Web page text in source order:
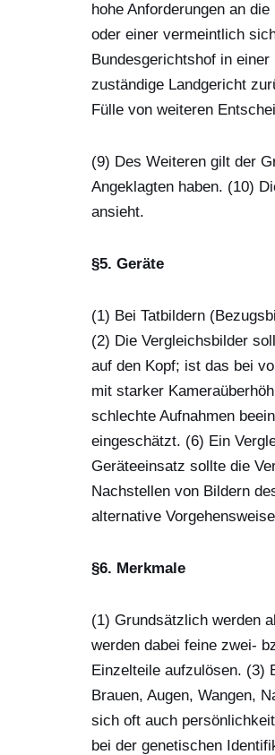
hohe Anforderungen an
oder einer vermeintlich
Bundesgerichtshof in
zuständige Landgericht
Fülle von weiteren
(9) Des Weiteren gilt der
Angeklagten haben. (10)
ansieht.
§5. Geräte
(1) Bei Tatbildern
(2) Die Vergleichsbilder
auf den Kopf; ist das bei
mit starker
schlechte Aufnahmen
eingeschätzt. (6) Ein
Geräteeinsatz sollte die
Nachstellen von Bildern
alternative
§6. Merkmale
(1) Grundsätzlich werden
werden dabei feine zwei-
Einzelteile aufzulösen. (3)
Brauen, Augen, Wangen,
sich oft auch
bei der genetischen